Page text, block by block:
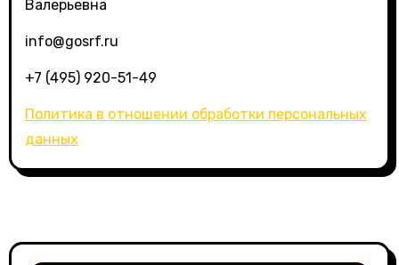
Валерьевна
info@gosrf.ru
+7 (495) 920-51-49
Политика в отношении обработки персональных
данных